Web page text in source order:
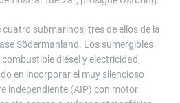
submarinos, tres de ellos de la
Södermanland. Los sumergibles
diésel y electricidad,
en incorporar el muy silencioso
independiente (AIP) con motor